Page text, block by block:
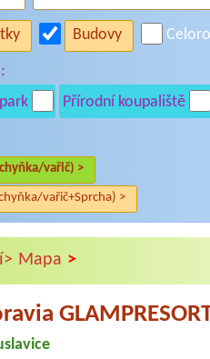
Budovy
Přírodní koupaliště
vařič) >
vařič+Sprcha) >
Mapa >